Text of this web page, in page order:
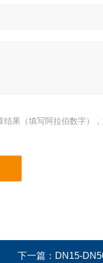
结果（填写阿拉伯数字）
下一篇： DN15-